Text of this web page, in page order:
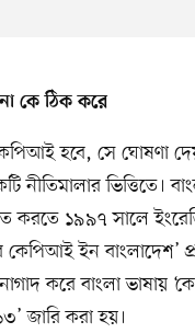
কে ঠিক করে
হবে, সে ঘোষণা দেয়
নীতিমালার ভিত্তিতে।
করতে ১৯৯৭ সালে
কেপিআই ইন বাংলাদেশ’
করে বাংলা ভাষায়
জারি করা হয়।